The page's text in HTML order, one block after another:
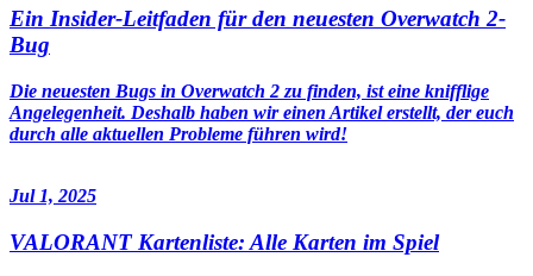
Ein Insider-Leitfaden für den neuesten Overwatch 2-
Bug
Die neuesten Bugs in Overwatch 2 zu finden, ist eine knifflige
Angelegenheit. Deshalb haben wir einen Artikel erstellt, der euch
durch alle aktuellen Probleme führen wird!
Jul 1, 2025
VALORANT Kartenliste: Alle Karten im Spiel